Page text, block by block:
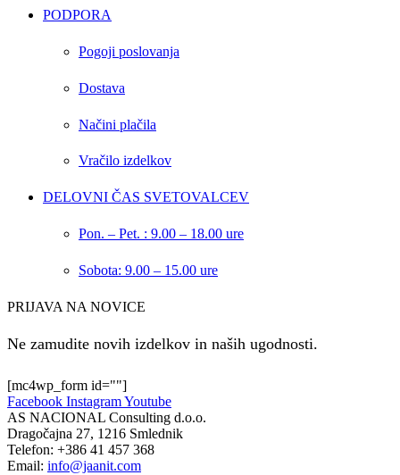
PODPORA
Pogoji poslovanja
Dostava
Načini plačila
Vračilo izdelkov
DELOVNI ČAS SVETOVALCEV
Pon. – Pet. : 9.00 – 18.00 ure
Sobota: 9.00 – 15.00 ure
PRIJAVA NA NOVICE
Ne zamudite novih izdelkov in naših ugodnosti.
[mc4wp_form id=""]
Facebook InstagramYoutube
AS NACIONAL Consulting d.o.o.
Dragočajna 27, 1216 Smlednik
Telefon: +386 41 457 368
Email: info@jaanit.com